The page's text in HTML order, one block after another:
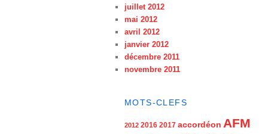
juillet 2012
mai 2012
avril 2012
janvier 2012
décembre 2011
novembre 2011
MOTS-CLEFS
2012 2016 2017 accordéon AFM